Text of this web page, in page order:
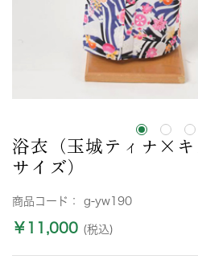
浴衣（玉城ティナ×
サイズ）
商品コード： g-yw190
￥11,000 (税込)